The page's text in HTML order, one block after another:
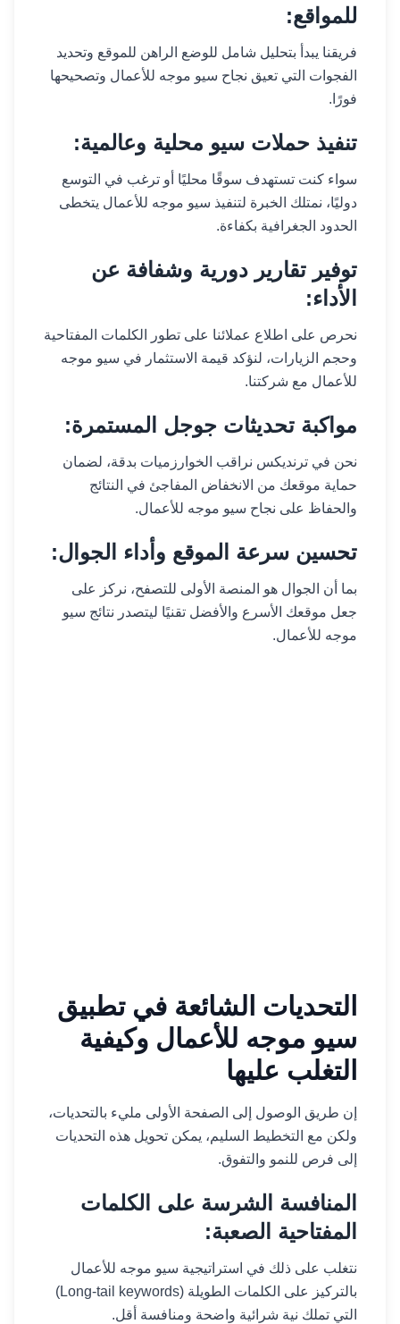
للمواقع:
فريقنا يبدأ بتحليل شامل للوضع الراهن للموقع وتحديد
الفجوات التي تعيق نجاح سيو موجه للأعمال وتصحيحها
فورًا.
تنفيذ حملات سيو محلية وعالمية:
سواء كنت تستهدف سوقًا محليًا أو ترغب في التوسع
دوليًا، نمتلك الخبرة لتنفيذ سيو موجه للأعمال يتخطى
الحدود الجغرافية بكفاءة.
توفير تقارير دورية وشفافة عن
الأداء:
نحرص على اطلاع عملائنا على تطور الكلمات المفتاحية
وحجم الزيارات، لنؤكد قيمة الاستثمار في سيو موجه
للأعمال مع شركتنا.
مواكبة تحديثات جوجل المستمرة:
نحن في ترنديكس نراقب الخوارزميات بدقة، لضمان
حماية موقعك من الانخفاض المفاجئ في النتائج
والحفاظ على نجاح سيو موجه للأعمال.
تحسين سرعة الموقع وأداء الجوال:
بما أن الجوال هو المنصة الأولى للتصفح، نركز على
جعل موقعك الأسرع والأفضل تقنيًا ليتصدر نتائج سيو
موجه للأعمال.
التحديات الشائعة في تطبيق
سيو موجه للأعمال وكيفية
التغلب عليها
إن طريق الوصول إلى الصفحة الأولى مليء بالتحديات،
ولكن مع التخطيط السليم، يمكن تحويل هذه التحديات
إلى فرص للنمو والتفوق.
المنافسة الشرسة على الكلمات
المفتاحية الصعبة:
نتغلب على ذلك في استراتيجية سيو موجه للأعمال
بالتركيز على الكلمات الطويلة (Long-tail keywords)
التي تملك نية شرائية واضحة ومنافسة أقل.